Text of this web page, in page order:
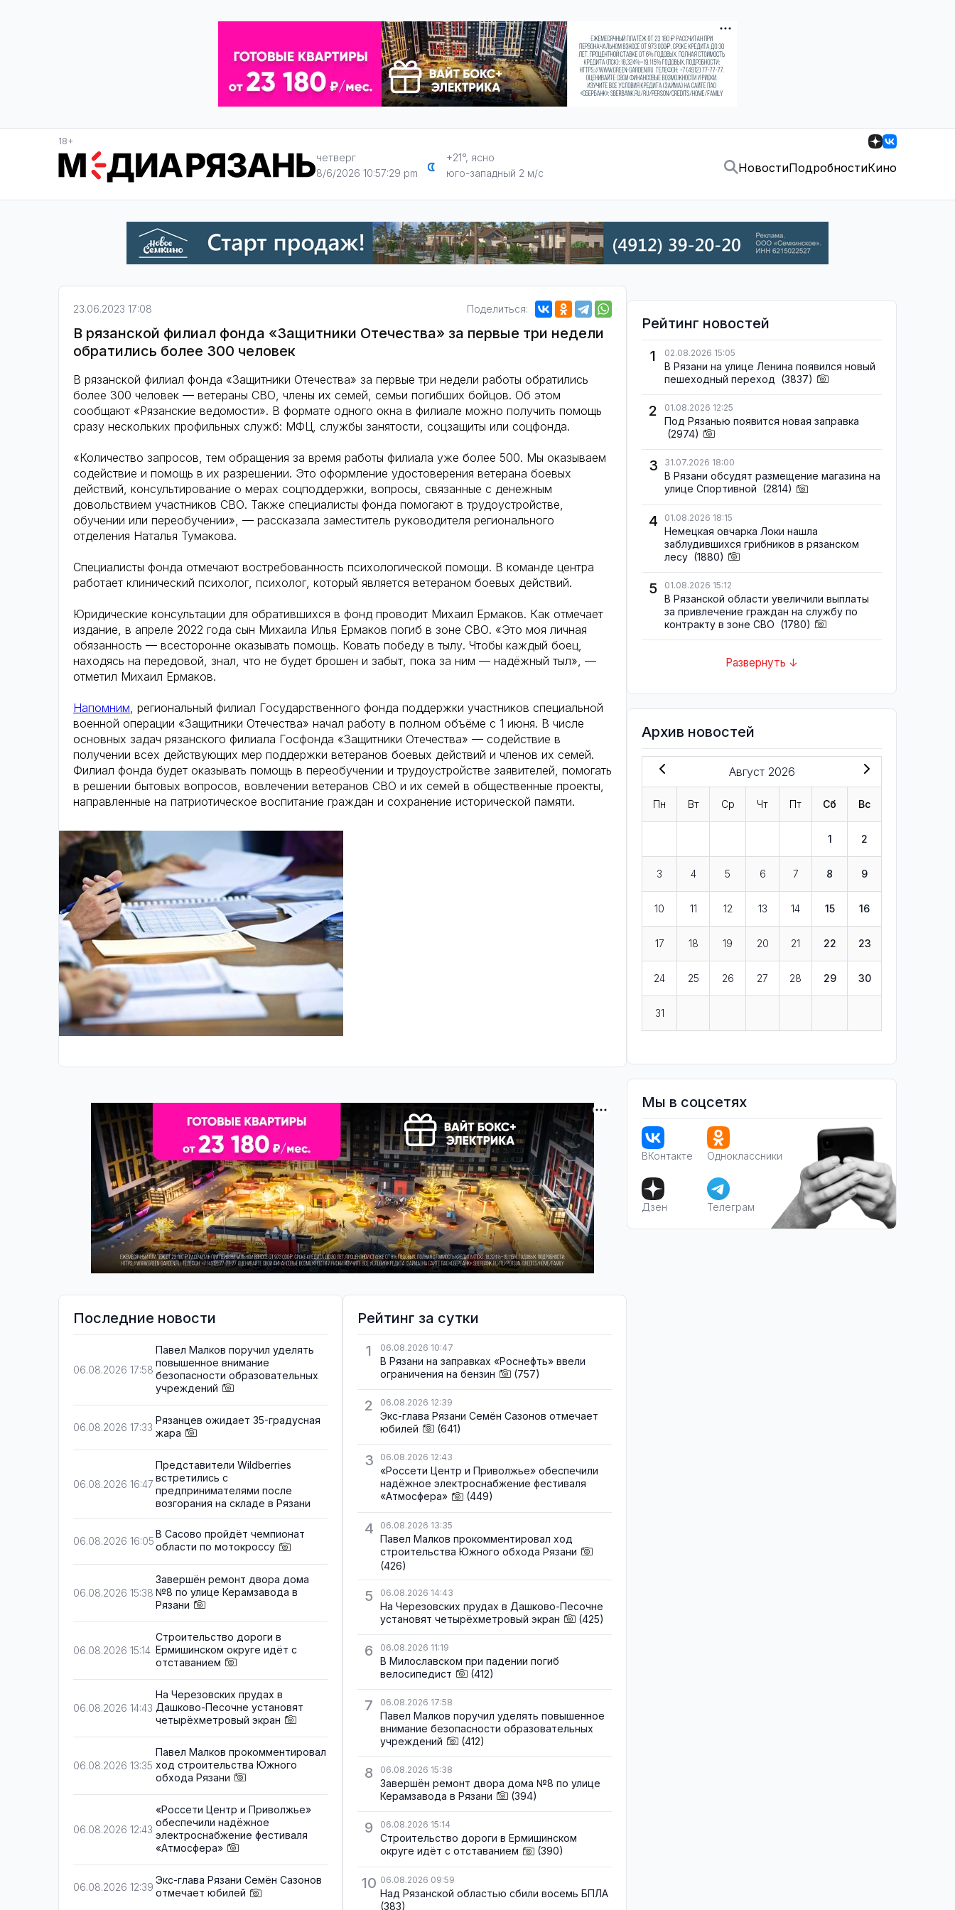
18+
четверг
8/6/2026 10:57:30 pm
+21°, ясно
юго-западный 2 м/с
НовостиПодробностиКино
23.06.2023 17:08 Поделиться:
В рязанской филиал фонда «Защитники Отечества» за первые три недели
обратились более 300 человек
В рязанской филиал фонда «Защитники Отечества» за первые три недели работы обратились
более 300 человек — ветераны СВО, члены их семей, семьи погибших бойцов. Об этом
сообщают «Рязанские ведомости». В формате одного окна в филиале можно получить помощь
сразу нескольких профильных служб: МФЦ, службы занятости, соцзащиты или соцфонда.
«Количество запросов, тем обращения за время работы филиала уже более 500. Мы оказываем
содействие и помощь в их разрешении. Это оформление удостоверения ветерана боевых
действий, консультирование о мерах соцподдержки, вопросы, связанные с денежным
довольствием участников СВО. Также специалисты фонда помогают в трудоустройстве,
обучении или переобучении», — рассказала заместитель руководителя регионального
отделения Наталья Тумакова.
Специалисты фонда отмечают востребованность психологической помощи. В команде центра
работает клинический психолог, психолог, который является ветераном боевых действий.
Юридические консультации для обратившихся в фонд проводит Михаил Ермаков. Как отмечает
издание, в апреле 2022 года сын Михаила Илья Ермаков погиб в зоне СВО. «Это моя личная
обязанность — всесторонне оказывать помощь. Ковать победу в тылу. Чтобы каждый боец,
находясь на передовой, знал, что не будет брошен и забыт, пока за ним — надёжный тыл», —
отметил Михаил Ермаков.
Напомним, региональный филиал Государственного фонда поддержки участников специальной
военной операции «Защитники Отечества» начал работу в полном объёме с 1 июня. В числе
основных задач рязанского филиала Госфонда «Защитники Отечества» — содействие в
получении всех действующих мер поддержки ветеранов боевых действий и членов их семей.
Филиал фонда будет оказывать помощь в переобучении и трудоустройстве заявителей, помогать
в решении бытовых вопросов, вовлечении ветеранов СВО и их семей в общественные проекты,
направленные на патриотическое воспитание граждан и сохранение исторической памяти.
Последние новости
06.08.2026 17:58
Павел Малков поручил уделять
повышенное внимание
безопасности образовательных
учреждений
06.08.2026 17:33
Рязанцев ожидает 35-градусная
жара
06.08.2026 16:47
Представители Wildberries
встретились с
предпринимателями после
возгорания на складе в Рязани
06.08.2026 16:05
В Сасово пройдёт чемпионат
области по мотокроссу
06.08.2026 15:38
Завершён ремонт двора дома
№8 по улице Керамзавода в
Рязани
06.08.2026 15:14
Строительство дороги в
Ермишинском округе идёт с
отставанием
06.08.2026 14:43
На Черезовских прудах в
Дашково-Песочне установят
четырёхметровый экран
06.08.2026 13:35
Павел Малков прокомментировал
ход строительства Южного
обхода Рязани
06.08.2026 12:43
«Россети Центр и Приволжье»
обеспечили надёжное
электроснабжение фестиваля
«Атмосфера»
06.08.2026 12:39
Экс-глава Рязани Семён Сазонов
отмечает юбилей
Рейтинг за сутки
1
06.08.2026 10:47
В Рязани на заправках «Роснефть» ввели
ограничения на бензин
(757)
2 06.08.2026 12:39
Экс-глава Рязани Семён Сазонов отмечает
юбилей
(641)
3 06.08.2026 12:43
«Россети Центр и Приволжье» обеспечили
надёжное электроснабжение фестиваля
«Атмосфера»
(449)
4 06.08.2026 13:35
Павел Малков прокомментировал ход
строительства Южного обхода Рязани
(426)
5 06.08.2026 14:43
На Черезовских прудах в Дашково-Песочне
установят четырёхметровый экран
(425)
6 06.08.2026 11:19
В Милославском при падении погиб
велосипедист
(412)
7 06.08.2026 17:58
Павел Малков поручил уделять повышенное
внимание безопасности образовательных
учреждений
(412)
8 06.08.2026 15:38
Завершён ремонт двора дома №8 по улице
Керамзавода в Рязани
(394)
9 06.08.2026 15:14
Строительство дороги в Ермишинском
округе идёт с отставанием
(390)
10 06.08.2026 09:59
Над Рязанской областью сбили восемь БПЛА
(383)
Рейтинг новостей
1
02.08.2026 15:05
В Рязани на улице Ленина появился новый
пешеходный переход (3837)
2 01.08.2026 12:25
Под Рязанью появится новая заправка
(2974)
3 31.07.2026 18:00
В Рязани обсудят размещение магазина на
улице Спортивной (2814)
4 01.08.2026 18:15
Немецкая овчарка Локи нашла
заблудившихся грибников в рязанском
лесу (1880)
5 01.08.2026 15:12
В Рязанской области увеличили выплаты
за привлечение граждан на службу по
контракту в зоне СВО (1780)
Развернуть ↓
Архив новостей
Август 2026
Пн Вт Ср Чт Пт Сб Вс
1 2
3 4 5 6 7 8 9
10 11 12 13 14 15 16
17 18 19 20 21 22 23
24 25 26 27 28 29 30
31
Мы в соцсетях
ВКонтакте Одноклассники
Дзен Телеграм